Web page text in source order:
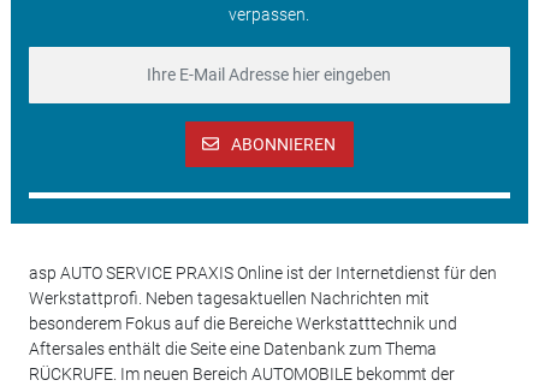
verpassen.
ABONNIEREN
asp AUTO SERVICE PRAXIS Online ist der Internetdienst für den
Werkstattprofi. Neben tagesaktuellen Nachrichten mit
besonderem Fokus auf die Bereiche Werkstatttechnik und
Aftersales enthält die Seite eine Datenbank zum Thema
RÜCKRUFE. Im neuen Bereich AUTOMOBILE bekommt der